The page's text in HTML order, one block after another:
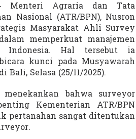
Menteri Agraria dan Tata
Nasional (ATR/BPN), Nusron
Masyarakat Ahli Survey
memperkuat manajemen
Indonesia. Hal tersebut ia
kunci pada Musyawarah
Bali, Selasa (25/11/2025).
bahwa surveyor
Kementerian ATR/BPN
pertanahan sangat ditentukan